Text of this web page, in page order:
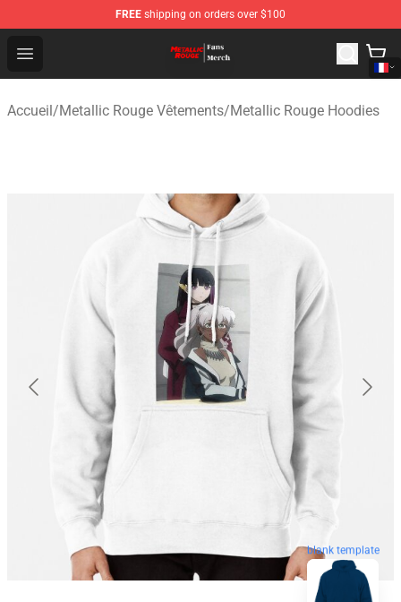
FREE shipping on orders over $100
Open menu
Metallic Rouge Store - Official Metallic Rouge
Accueil/Metallic Rouge Vêtements/Metallic Rouge Hoodies
blank template